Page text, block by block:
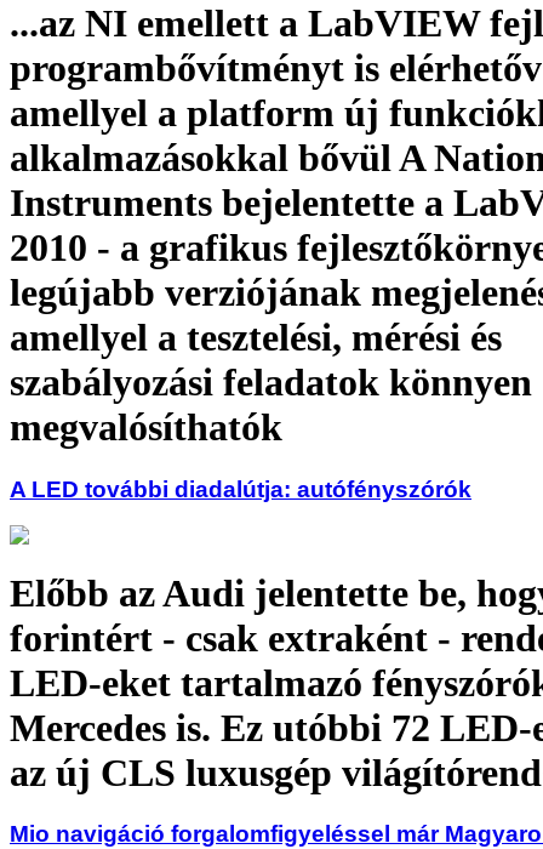
...az NI emellett a LabVIEW
programbővítményt is
amellyel a platform új
alkalmazásokkal bővül A
Instruments bejelentette a
2010 - a grafikus
legújabb verziójának
amellyel a tesztelési, mérési és
szabályozási feladatok könnyen
megvalósíthatók
A LED további diadalútja: autófényszórók
Előbb az Audi jelentette be,
forintért - csak extraként -
LED-eket tartalmazó
Mercedes is. Ez utóbbi 72 LED-
az új CLS luxusgép
Mio navigáció forgalomfigyeléssel már